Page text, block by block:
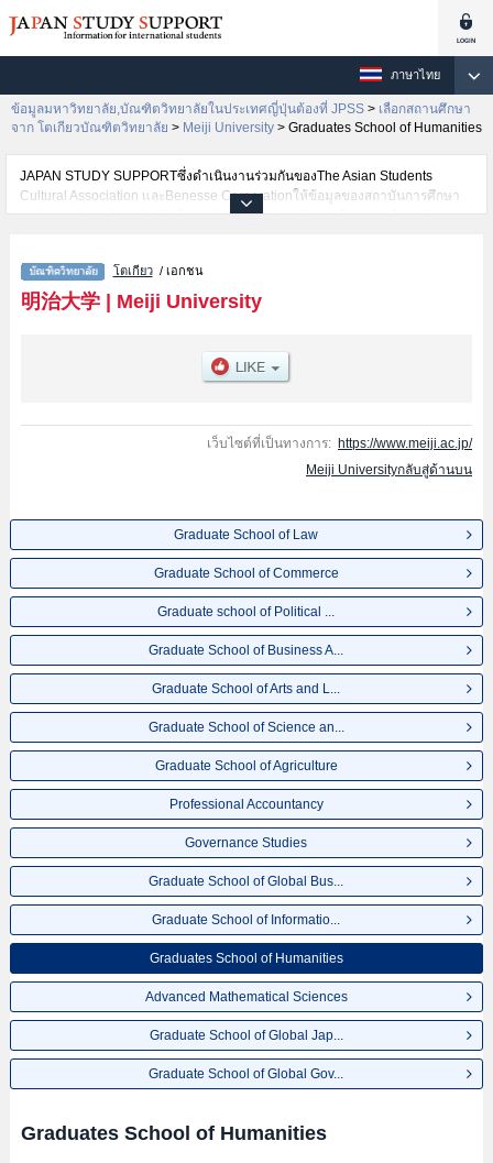
ภาษาไทย
ข้อมูลมหาวิทยาลัย,บัณฑิตวิทยาลัยในประเทศญี่ปุ่นต้องที่ JPSS > เลือกสถานศึกษา
จาก โตเกียวบัณฑิตวิทยาลัย > Meiji University > Graduates School of Humanities
JAPAN STUDY SUPPORTซึ่งดำเนินงานร่วมกันของThe Asian Students
Cultural Association และBenesse Corporationให้ข้อมูลของสถาบันการศึกษา
ระดับมหาวิทยาลัย・บัณฑิตวิทยาลัย・วิทยาลัยระดับอนุปริญญา・วิทยาลัย
เช่นGraduate School of LawหรือGraduate School of CommerceหรือGraduate
school of Political Science and EconomicsหรือGraduate School of Business
AdministrationหรือGraduate School of Arts and LettersหรือGraduate School
AgricultureหรือProfessional AccountancyหรือGovernance
StudiesหรือGraduate School of Global BusinessหรือGraduate School of
Global Japanese StudiesหรือGraduate School of Global Governance
เป็นต้น,ข้อมูลของแต่ละสาขาวิจัย,ข้อมูลการสอบคัดเลือกเข้าศึกษาเช่นจำนวนคน
ที่รับสมัครหรือจำนวนคนที่ผ่านการสอบคัดเลือกเป็นต้น,แนะนำสถานที่,การเดิน
โตเกียว/ เอกชน
明治大学| Meiji University
เว็บไซต์ที่เป็นทางการ: https://www.meiji.ac.jp/
Meiji Universityกลับสู่ด้านบน
Graduate School of Law
Graduate School of Commerce
Graduate school of Political ...
Graduate School of Business A...
Graduate School of Arts and L...
Graduate School of Science an...
Graduate School of Agriculture
Professional Accountancy
Governance Studies
Graduate School of Global Bus...
Graduate School of Informatio...
Graduates School of Humanities
Advanced Mathematical Sciences
Graduate School of Global Jap...
Graduate School of Global Gov...
Graduates School of Humanities